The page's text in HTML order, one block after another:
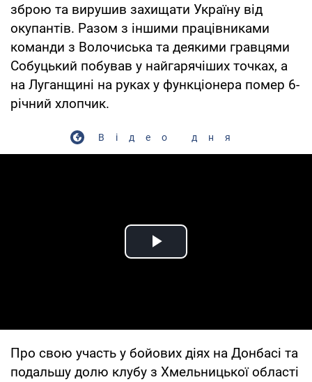
зброю та вирушив захищати Україну від
окупантів. Разом з іншими працівниками
команди з Волочиська та деякими гравцями
Собуцький побував у найгарячіших точках, а
на Луганщині на руках у функціонера помер 6-
річний хлопчик.
Відео дня
Play Video
Про свою участь у бойових діях на Донбасі та
подальшу долю клубу з Хмельницької області